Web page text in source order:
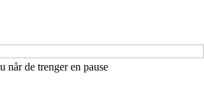
når de trenger en pause